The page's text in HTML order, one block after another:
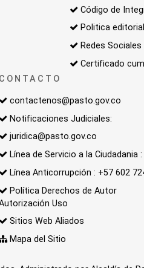
Código de
Politica editorial
Redes Sociales
Certificado
CONTACTO
contactenos@pasto.gov.co
Notificaciones Judiciales:
juridica@pasto.gov.co
Línea de Servicio a la Ciudadania
Línea Anticorrupción : +57 602
Política Derechos de Autor
Uso
Sitios Web Aliados
Mapa del Sitio